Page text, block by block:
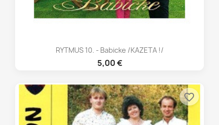
RYTMUS 10. - Babicke /KAZETA !/
5,00 €
favorite_border